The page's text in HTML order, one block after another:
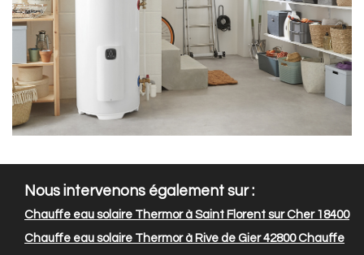
Nous intervenons également sur :
Chauffe eau solaire Thermor à Saint Florent sur Cher 18400
Chauffe eau solaire Thermor à Rive de Gier 42800Chauffe